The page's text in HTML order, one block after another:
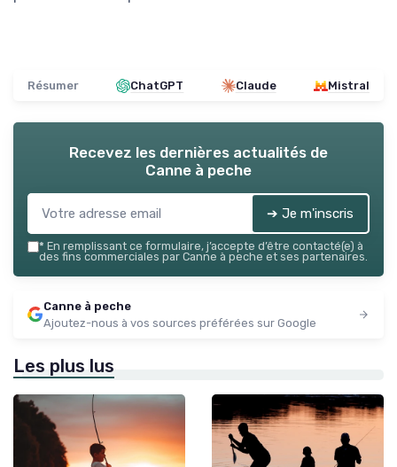
Résumer ChatGPT Claude Mistral
Recevez les dernières actualités de
Canne à peche
➔ Je m'inscris
* En remplissant ce formulaire, j’accepte d’être contacté(e) à
des fins commerciales par Canne à peche et ses partenaires.
Canne à peche
Ajoutez-nous à vos sources préférées sur Google
Les plus lus